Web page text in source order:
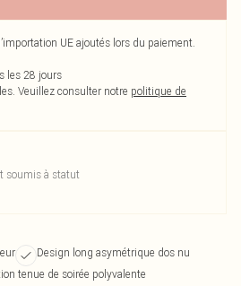
UE ajoutés lors du paiement.
les 28 jours
Veuillez consulter notre politique de
soumis à statut
Design long asymétrique dos nu
tenue de soirée polyvalente